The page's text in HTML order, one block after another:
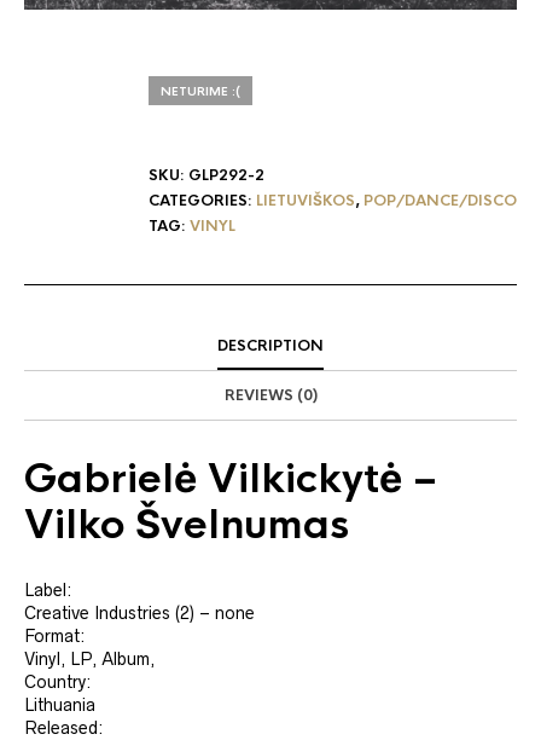
NETURIME :(
SKU: GLP292-2
CATEGORIES: LIETUVIŠKOS, POP/DANCE/DISCO
TAG: VINYL
DESCRIPTION
REVIEWS (0)
Gabrielė Vilkickytė ‎–
Vilko Švelnumas
Label:
Creative Industries (2) ‎– none
Format:
Vinyl, LP, Album,
Country:
Lithuania
Released: